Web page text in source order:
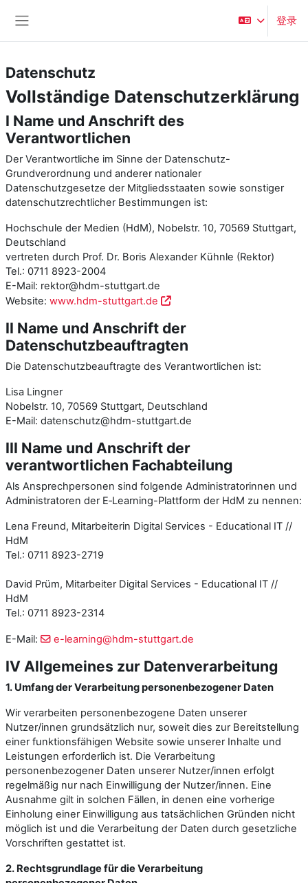
登录
Datenschutz
Vollständige Datenschutzerklärung
I Name und Anschrift des
Verantwortlichen
Der Verantwortliche im Sinne der Datenschutz-
Grundverordnung und anderer nationaler
Datenschutzgesetze der Mitgliedsstaaten sowie sonstiger
datenschutzrechtlicher Bestimmungen ist:
Hochschule der Medien (HdM), Nobelstr. 10, 70569 Stuttgart,
Deutschland
vertreten durch Prof. Dr. Boris Alexander Kühnle (Rektor)
Tel.: 0711 8923-2004
E-Mail: rektor@hdm-stuttgart.de
Website: www.hdm-stuttgart.de
II Name und Anschrift der
Datenschutzbeauftragten
Die Datenschutzbeauftragte des Verantwortlichen ist:
Lisa Lingner
Nobelstr. 10, 70569 Stuttgart, Deutschland
E-Mail: datenschutz@hdm-stuttgart.de
III Name und Anschrift der
verantwortlichen Fachabteilung
Als Ansprechpersonen sind folgende Administratorinnen und
Administratoren der E‑Learning-Plattform der HdM zu nennen:
Lena Freund, Mitarbeiterin Digital Services - Educational IT //
HdM
Tel.: 0711 8923-2719
David Prüm, Mitarbeiter Digital Services - Educational IT //
HdM
Tel.: 0711 8923-2314
E-Mail: e-learning@hdm-stuttgart.de
IV Allgemeines zur Datenverarbeitung
1. Umfang der Verarbeitung personenbezogener Daten
Wir verarbeiten personenbezogene Daten unserer
Nutzer/innen grundsätzlich nur, soweit dies zur Bereitstellung
einer funktionsfähigen Website sowie unserer Inhalte und
Leistungen erforderlich ist. Die Verarbeitung
personenbezogener Daten unserer Nutzer/innen erfolgt
regelmäßig nur nach Einwilligung der Nutzer/innen. Eine
Ausnahme gilt in solchen Fällen, in denen eine vorherige
Einholung einer Einwilligung aus tatsächlichen Gründen nicht
möglich ist und die Verarbeitung der Daten durch gesetzliche
Vorschriften gestattet ist.
2. Rechtsgrundlage für die Verarbeitung